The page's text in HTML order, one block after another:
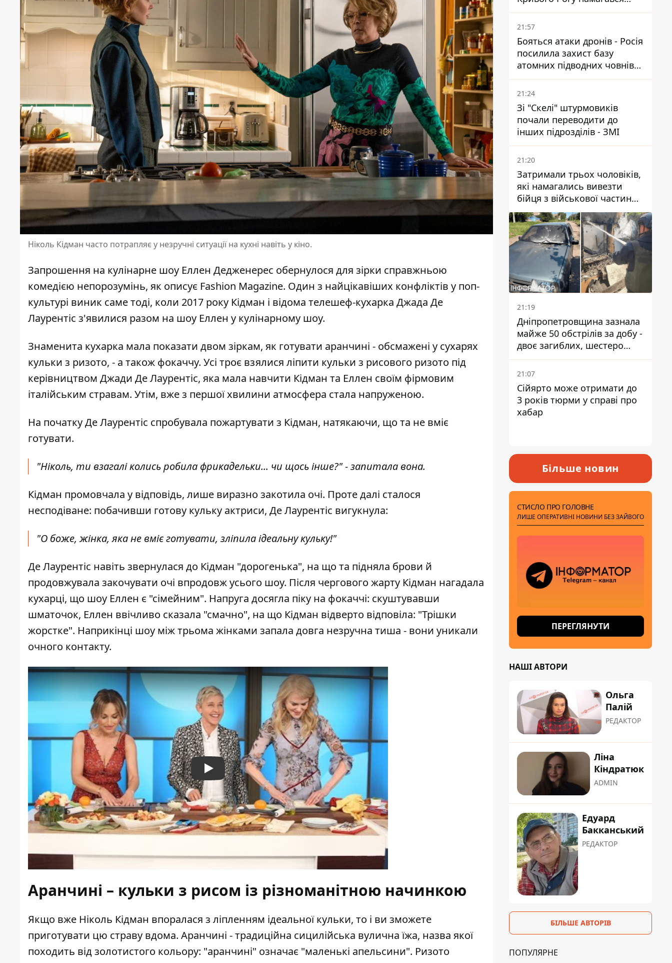
Ніколь Кідман часто потрапляє у незручні ситуації на кухні навіть у кіно.
Запрошення на кулінарне шоу Еллен Дедженерес обернулося для зірки справжньою
комедією непорозумінь, як описує Fashion Magazine. Один з найцікавіших конфліктів у поп-
культурі виник саме тоді, коли 2017 року Кідман і відома телешеф-кухарка Джада Де
Лаурентіс з'явилися разом на шоу Еллен у кулінарному шоу.
Знаменита кухарка мала показати двом зіркам, як готувати аранчині - обсмажені у сухарях
кульки з ризото, - а також фокаччу. Усі троє взялися ліпити кульки з рисового ризото під
керівництвом Джади Де Лаурентіс, яка мала навчити Кідман та Еллен своїм фірмовим
італійським стравам. Утім, вже з першої хвилини атмосфера стала напруженою.
На початку Де Лаурентіс спробувала пожартувати з Кідман, натякаючи, що та не вміє
готувати.
"Ніколь, ти взагалі колись робила фрикадельки... чи щось інше?" - запитала вона.
Кідман промовчала у відповідь, лише виразно закотила очі. Проте далі сталося
несподіване: побачивши готову кульку актриси, Де Лаурентіс вигукнула:
"О боже, жінка, яка не вміє готувати, зліпила ідеальну кульку!"
Де Лаурентіс навіть звернулася до Кідман "дорогенька", на що та підняла брови й
продовжувала закочувати очі впродовж усього шоу. Після чергового жарту Кідман нагадала
кухарці, що шоу Еллен є "сімейним". Напруга досягла піку на фокаччі: скуштувавши
шматочок, Еллен ввічливо сказала "смачно", на що Кідман відверто відповіла: "Трішки
жорстке". Наприкінці шоу між трьома жінками запала довга незручна тиша - вони уникали
очного контакту.
Play
Аранчині – кульки з рисом із різноманітною начинкою
Якщо вже Ніколь Кідман впоралася з ліпленням ідеальної кульки, то і ви зможете
приготувати цю страву вдома. Аранчині - традиційна сицилійська вулична їжа, назва якої
походить від золотистого кольору: "аранчині" означає "маленькі апельсини". Ризото
переправити чоловіка до
Словаччини
21:57
Бояться атаки дронів - Росія
посилила захист базу
атомних підводних човнів
за 7400 км від України
21:24
Зі "Скелі" штурмовиків
почали переводити до
інших підрозділів - ЗМІ
21:20
Затримали трьох чоловіків,
які намагались вивезти
бійця з військової частини
до Дніпра за 7 тисяч
доларів: серед них був лікар
21:19
Дніпропетровщина зазнала
майже 50 обстрілів за добу -
двоє загиблих, шестеро
постраждалих
21:07
Сійярто може отримати до
3 років тюрми у справі про
хабар
Більше новин
СТИСЛО ПРО ГОЛОВНЕ
ЛИШЕ ОПЕРАТИВНІ НОВИНИ БЕЗ ЗАЙВОГО
ПЕРЕГЛЯНУТИ
НАШІ АВТОРИ
Ольга
Палій
РЕДАКТОР
Ліна
Кіндратюк
ADMIN
Едуард
Бакканський
РЕДАКТОР
БІЛЬШЕ АВТОРІВ
ПОПУЛЯРНЕ